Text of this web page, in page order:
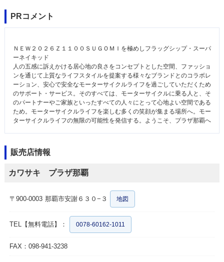
PRコメント
ＮＥＷ２０２６Ｚ１１００ＳＵＧＯＭＩを極めしフラッグシップ・スーパ
ーネイキッド
人の五感に訴えかける居心地の良さをコンセプトとした空間、ファッショ
ンを通じて上質なライフスタイルを提案する様々なブランドとのコラボレ
ーション、安心で安全なモーターサイクルライフを過ごしていただくため
のサポート・サービス。そのすべては、モーターサイクルに乗る人と、そ
のパートナーやご家族といったすべての人々にとって心地よい空間である
ため。モーターサイクルライフを楽しむ多くの笑顔が集まる場所へ。モー
ターサイクルライフの無限の可能性を発信する。ようこそ、プラザ那覇へ
販売店情報
カワサキ プラザ那覇
〒900-0003 那覇市安謝６３０−３ 地図
TEL【無料電話】： 0078-60162-1011
FAX：098-941-3238